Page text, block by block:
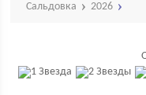
Сальдовка 2026